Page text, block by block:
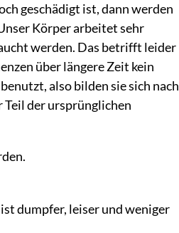
geschädigt ist, dann werden
Körper arbeitet sehr
werden. Das betrifft leider
über längere Zeit kein
also bilden sie sich nach
der ursprünglichen
dumpfer, leiser und weniger